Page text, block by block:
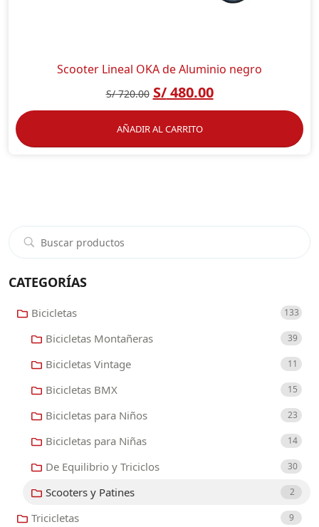
CATEGORÍAS
Bicicletas 133
Bicicletas Montañeras 39
Bicicletas Vintage 11
Bicicletas BMX 15
Bicicletas para Niños 23
Bicicletas para Niñas 14
De Equilibrio y Triciclos 30
Scooters y Patines 2
Tricicletas 9
Scooter Lineal OKA de Aluminio negro
S/720.00 S/480.00
AÑADIR AL CARRITO